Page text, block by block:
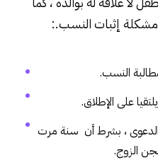
إثبات النسب.:
النسب.
على الإطلاق.
، بشرط أن سنة مرت
الزوج.